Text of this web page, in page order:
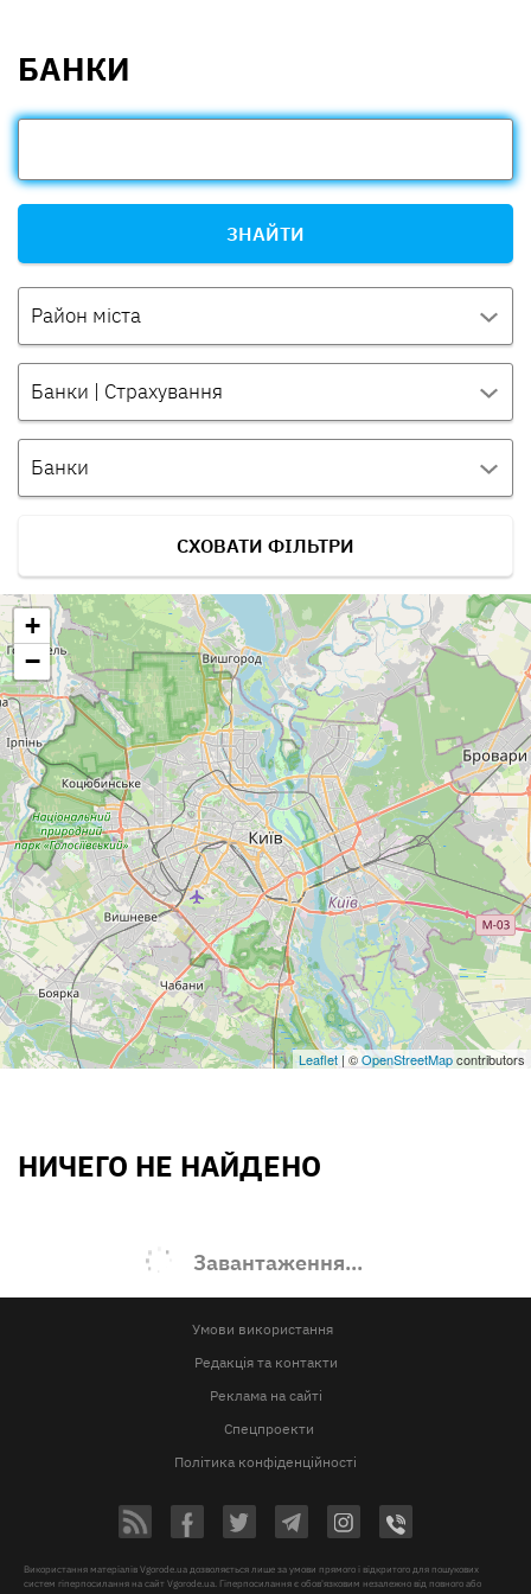
БАНКИ
ЗНАЙТИ
Район міста
Банки | Страхування
Банки
СХОВАТИ ФІЛЬТРИ
+
−
Leaflet | ©OpenStreetMapcontributors
НИЧЕГО НЕ НАЙДЕНО
Завантаження...
Умови використання
Редакція та контакти
Реклама на сайті
Спецпроекти
Політика конфіденційності
Використання матеріалів Vgorode.ua дозволяється лише за умови прямого і відкритого для пошукових
систем гіперпосилання на сайт Vgorode.ua. Гіперпосилання є обов'язковим незалежно від повного або